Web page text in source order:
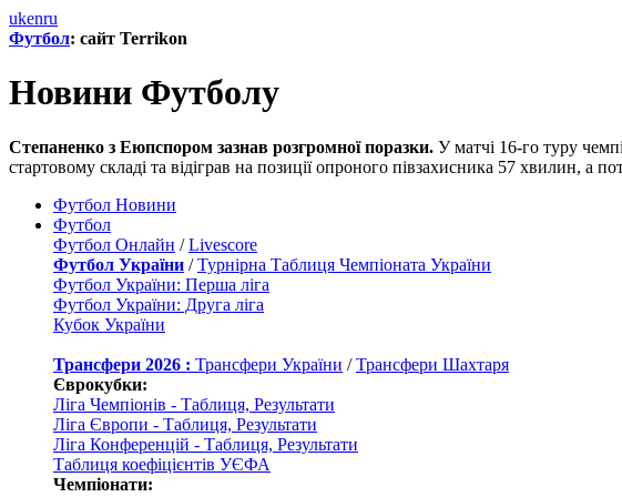
ukenru
Футбол: сайт Terrikon
Новини Футболу
Степаненко з Еюпспором зазнав розгромної поразки. У матчі 16-го туру
стартовому складі та відіграв на позиції опроного півзахисника 57 хвилин, а
Футбол Новини
Футбол
Футбол Онлайн /Livescore
Футбол України /Турнірна Таблиця Чемпіоната України
Футбол України: Перша ліга
Футбол України: Друга ліга
Кубок України
Трансфери 2026 : Трансфери України /Трансфери Шахтаря
Єврокубки:
Ліга Чемпіонів - Таблиця, Результати
Ліга Європи - Таблиця, Результати
Ліга Конференцій - Таблиця, Результати
Таблиця коефіцієнтів УЄФА
Чемпіонати: